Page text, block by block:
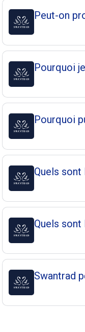
Peut-on
Pourquoi
Pourquoi
Quels
Quels sont
Swantrad